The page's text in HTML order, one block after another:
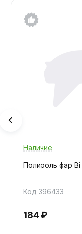
Наличие
Полироль фар Bi
Код 396433
184 ₽